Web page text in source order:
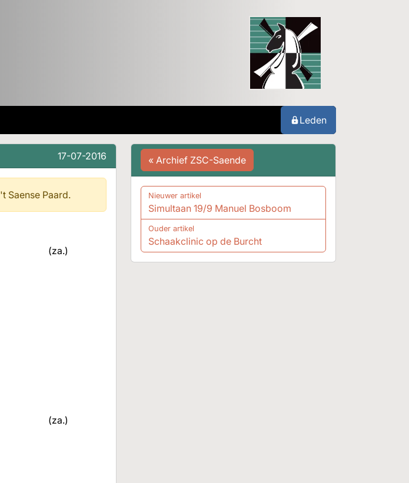
Leden
17-07-2016
't Saense Paard.
(za.)
(za.)
« Archief ZSC-Saende
Nieuwer artikel
Simultaan 19/9 Manuel Bosboom
Ouder artikel
Schaakclinic op de Burcht